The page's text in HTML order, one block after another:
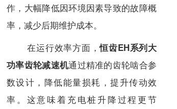
作，大幅降低因环境因素导致的故障概
率，减少后期维护成本。
在运行效率方面，恒齿EH系列大
功率齿轮减速机通过精准的齿轮啮合参
数设计，降低能量损耗，提升传动效
率。这意味着充电桩升降过程更节